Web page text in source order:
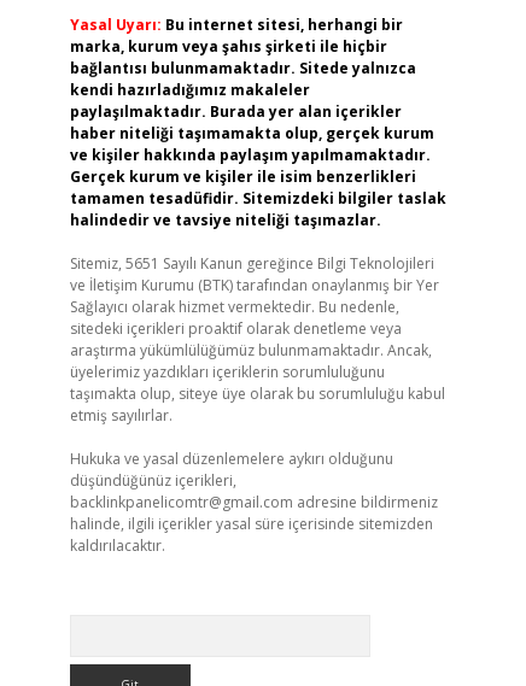
Yasal Uyarı: Bu internet sitesi, herhangi bir
marka, kurum veya şahıs şirketi ile hiçbir
bağlantısı bulunmamaktadır. Sitede yalnızca
kendi hazırladığımız makaleler
paylaşılmaktadır. Burada yer alan içerikler
haber niteliği taşımamakta olup, gerçek kurum
ve kişiler hakkında paylaşım yapılmamaktadır.
Gerçek kurum ve kişiler ile isim benzerlikleri
tamamen tesadüfidir. Sitemizdeki bilgiler taslak
halindedir ve tavsiye niteliği taşımazlar.
Sitemiz, 5651 Sayılı Kanun gereğince Bilgi Teknolojileri
ve İletişim Kurumu (BTK) tarafından onaylanmış bir Yer
Sağlayıcı olarak hizmet vermektedir. Bu nedenle,
sitedeki içerikleri proaktif olarak denetleme veya
araştırma yükümlülüğümüz bulunmamaktadır. Ancak,
üyelerimiz yazdıkları içeriklerin sorumluluğunu
taşımakta olup, siteye üye olarak bu sorumluluğu kabul
etmiş sayılırlar.
Hukuka ve yasal düzenlemelere aykırı olduğunu
düşündüğünüz içerikleri,
backlinkpanelicomtr@gmail.com adresine bildirmeniz
halinde, ilgili içerikler yasal süre içerisinde sitemizden
kaldırılacaktır.